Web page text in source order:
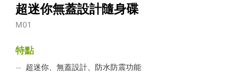
超迷你無蓋設計隨身碟
M01
特點
超迷你、無蓋設計、防水防震功能